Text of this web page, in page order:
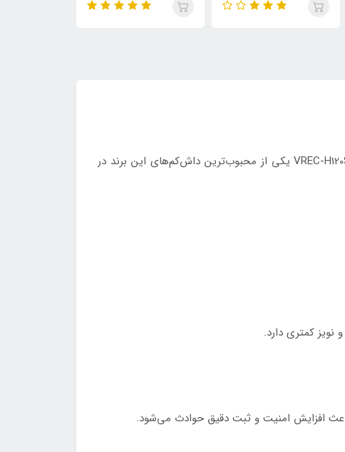
پایونیر در سری VREC تمرکز ویژه‌ای بر کیفیت ضبط، دوام بالا در شرایط سخت خودرو و سهولت استفاده دارد. مدل VREC‑H120SC یکی از محبوب‌ترین داش‌کم‌های این برند در
نویز کمتری دارد.